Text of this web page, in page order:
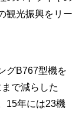
観光振興をリー
グB767型機を
で減らした
15年には23機